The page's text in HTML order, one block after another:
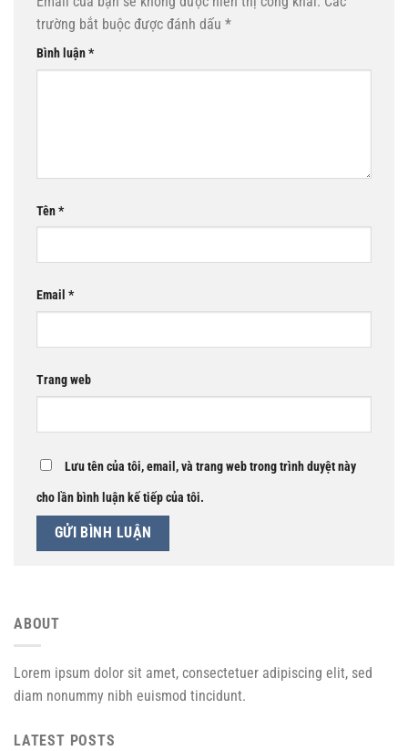
trường bắt buộc được đánh dấu *
Bình luận*
Tên*
Email *
Trang web
Lưu tên của tôi, email, và trang web trong trình duyệt này
cho lần bình luận kế tiếp của tôi.
ABOUT
Lorem ipsum dolor sit amet, consectetuer adipiscing elit, sed
diam nonummy nibh euismod tincidunt.
LATEST POSTS